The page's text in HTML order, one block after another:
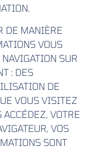
DE MANIÈRE
VOUS
SUR
: DES
DE
VOUS VISITEZ
VOTRE
VOS
SONT